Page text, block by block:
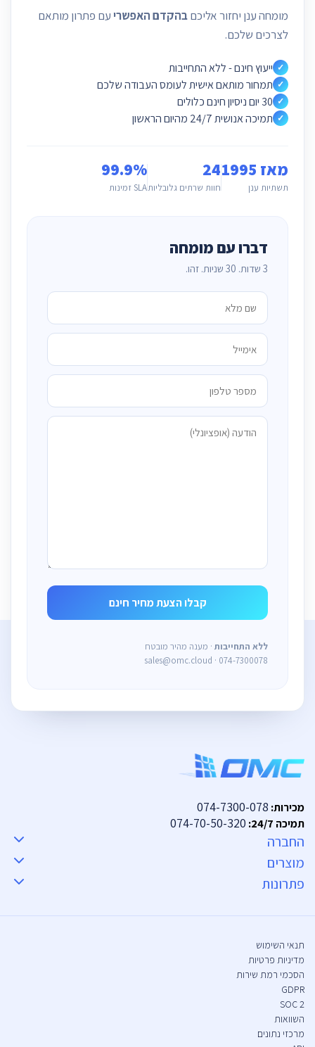
מומחה ענן יחזור אליכםבהקדם האפשרי עם פתרון מותאם
לצרכים שלכם.
✓ ייעוץ חינם - ללא התחייבות
✓ תמחור מותאם אישית לעומס העבודה שלכם
✓ 30 יום ניסיון חינם כלולים
✓ תמיכה אנושית 24/7 מהיום הראשון
מאז 1995
תשתיות ענן
24
חוות שרתים גלובליות
99.9%
SLA זמינות
דברו עם מומחה
3 שדות. 30 שניות. זהו.
ללא התחייבות · מענה מהיר מובטח
sales@omc.cloud · 074-7300078
מכירות: 074-7300-078
תמיכה 24/7: 074-70-50-320
החברה
מוצרים
פתרונות
תנאי השימוש
מדיניות פרטיות
הסכמי רמת שירות
GDPR
SOC 2
השוואות
מרכזי נתונים